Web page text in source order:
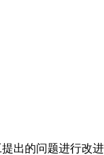
出的问题进行改